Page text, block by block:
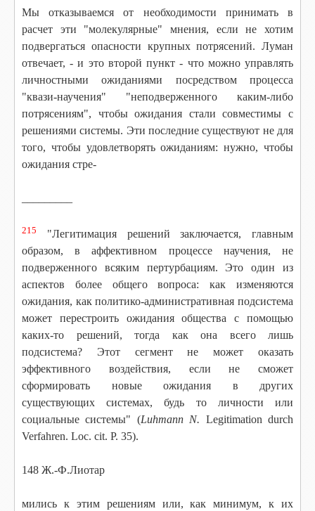
Мы отказываемся от необходимости принимать в
расчет эти "молекулярные" мнения, если не хотим
подвергаться опасности крупных потрясений. Луман
отвечает, - и это второй пункт - что можно управлять
личностными ожиданиями посредством процесса
"квази-научения" "неподверженного каким-либо
потрясениям", чтобы ожидания стали совместимы с
решениями системы. Эти последние существуют не для
того, чтобы удовлетворять ожиданиям: нужно, чтобы
ожидания стре-
215
"Легитимация решений заключается, главным
образом, в аффективном процессе научения, не
подверженного всяким пертурбациям. Это один из
аспектов более общего вопроса: как изменяются
ожидания, как политико-административная подсистема
может перестроить ожидания общества с помощью
каких-то решений, тогда как она всего лишь
подсистема? Этот сегмент не может оказать
эффективного воздействия, если не сможет
сформировать новые ожидания в других
существующих системах, будь то личности или
социальные системы" (Luhmann N. Legitimation durch
Verfahren. Loc. cit. P. 35).
148 Ж.-Ф.Лиотар
мились к этим решениям или, как минимум, к их